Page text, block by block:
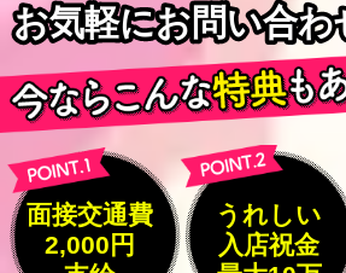
お気軽にお問い合
お気軽にお問い合
面接交通費
2,000円
うれしい
入店祝金